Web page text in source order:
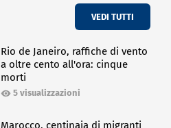
VEDI TUTTI
Rio de Janeiro, raffiche di vento
a oltre cento all'ora: cinque
morti
5 visualizzazioni
Marocco, centinaia di migranti